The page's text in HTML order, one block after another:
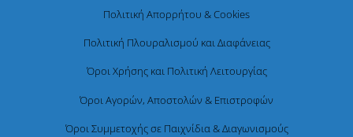
Πολιτική Απορρήτου & Cookies
Πολιτική Πλουραλισμού και Διαφάνειας
Όροι Χρήσης και Πολιτική Λειτουργίας
Όροι Αγορών, Αποστολών & Επιστροφών
Όροι Συμμετοχής σε Παιχνίδια & Διαγωνισμούς